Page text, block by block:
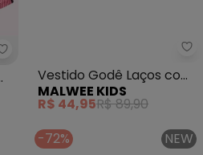
Kyly - Vestido Infantil Menina
Vestido Godê Laços com
Manga (Azul)
MALWEE KIDS
R$ 44,95R$ 89,90
-72% NEW